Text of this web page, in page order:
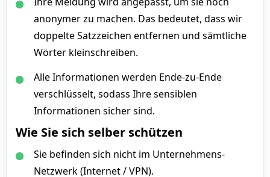
anonymer zu machen. Das bedeutet, dass wir
doppelte Satzzeichen entfernen und sämtliche
Wörter kleinschreiben.
Alle Informationen werden Ende-zu-Ende
verschlüsselt, sodass Ihre sensiblen
Informationen sicher sind.
Wie Sie sich selber schützen
Sie befinden sich nicht im Unternehmens-
Netzwerk (Internet / VPN).